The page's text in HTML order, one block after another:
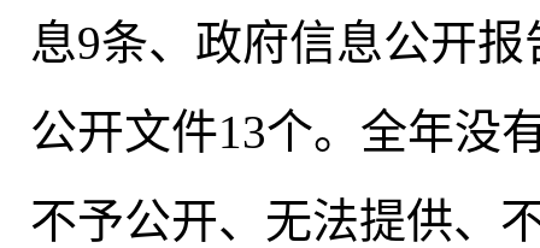
息9条、政府信息公开
公开文件13个。 全年没
不予公开、无法提供、